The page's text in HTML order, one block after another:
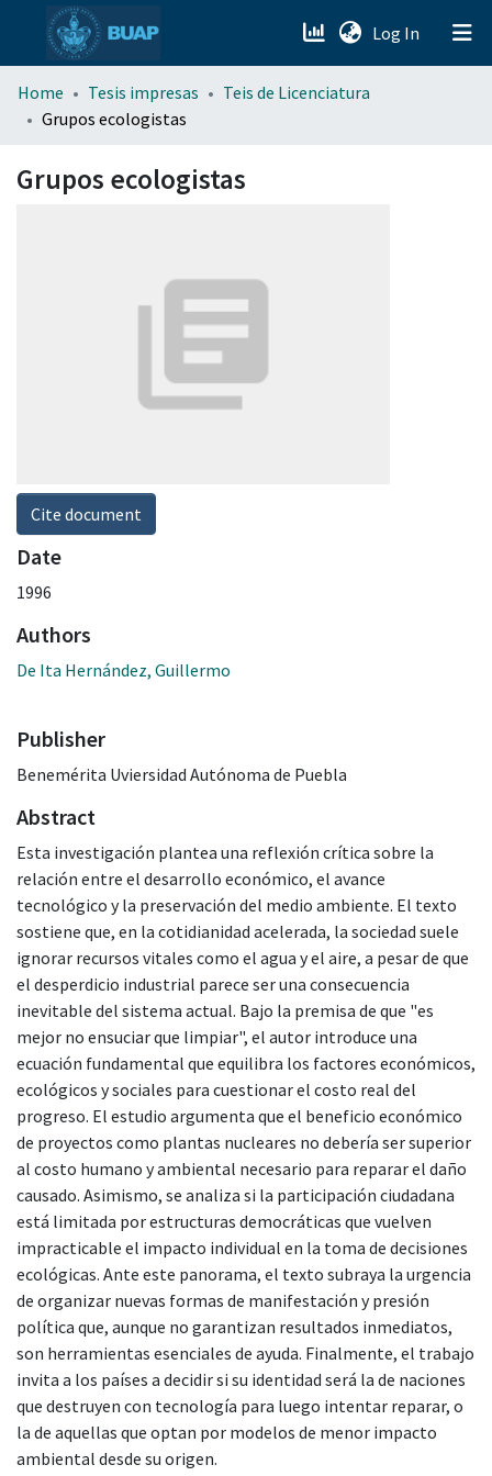
Log In (current)
menu.section.about_menu
Home Tesis impresas
Teis de Licenciatura
Grupos ecologistas
Grupos ecologistas
Cite document
Date
1996
Authors
De Ita Hernández, Guillermo
Publisher
Benemérita Uviersidad Autónoma de Puebla
Abstract
Esta investigación plantea una reflexión crítica sobre la
relación entre el desarrollo económico, el avance
tecnológico y la preservación del medio ambiente. El texto
sostiene que, en la cotidianidad acelerada, la sociedad suele
ignorar recursos vitales como el agua y el aire, a pesar de que
el desperdicio industrial parece ser una consecuencia
inevitable del sistema actual. Bajo la premisa de que "es
mejor no ensuciar que limpiar", el autor introduce una
ecuación fundamental que equilibra los factores económicos,
ecológicos y sociales para cuestionar el costo real del
progreso. El estudio argumenta que el beneficio económico
de proyectos como plantas nucleares no debería ser superior
al costo humano y ambiental necesario para reparar el daño
causado. Asimismo, se analiza si la participación ciudadana
está limitada por estructuras democráticas que vuelven
impracticable el impacto individual en la toma de decisiones
ecológicas. Ante este panorama, el texto subraya la urgencia
de organizar nuevas formas de manifestación y presión
política que, aunque no garantizan resultados inmediatos,
son herramientas esenciales de ayuda. Finalmente, el trabajo
invita a los países a decidir si su identidad será la de naciones
que destruyen con tecnología para luego intentar reparar, o
la de aquellas que optan por modelos de menor impacto
ambiental desde su origen.